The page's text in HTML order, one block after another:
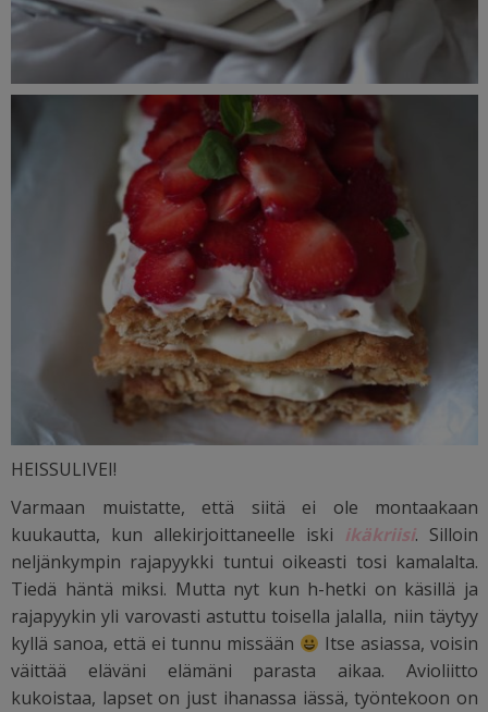
HEISSULIVEI!
Varmaan muistatte, että siitä ei ole montaakaan
kuukautta, kun allekirjoittaneelle iski ikäkriisi. Silloin
neljänkympin rajapyykki tuntui oikeasti tosi kamalalta.
Tiedä häntä miksi. Mutta nyt kun h-hetki on käsillä ja
rajapyykin yli varovasti astuttu toisella jalalla, niin täytyy
kyllä sanoa, että ei tunnu missään
Itse asiassa, voisin
väittää eläväni elämäni parasta aikaa. Avioliitto
kukoistaa, lapset on just ihanassa iässä, työntekoon on